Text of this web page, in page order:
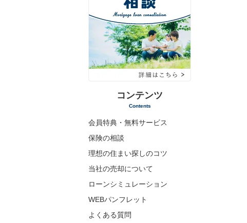
コンテンツ
Contents
会員特典・無料サービス
保険の相談
理想の住まい探しのコツ
当社の売却について
ローンシミュレーション
WEBパンフレット
よくある質問